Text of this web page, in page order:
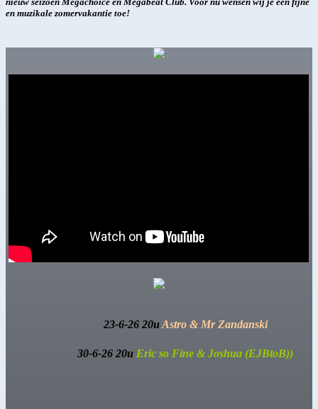
en muzikale zomervakantie toe!
23-6-26 20uAstro & Mr Zandanski
30-6-26 20u Eric so Fine & Joshua (EJBtoB))